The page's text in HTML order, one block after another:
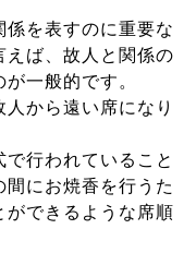
を表すのに重要な
えば、故人と関係の
一般的です。
から遠い席になり
行われていること
にお焼香を行うた
ができるような席順